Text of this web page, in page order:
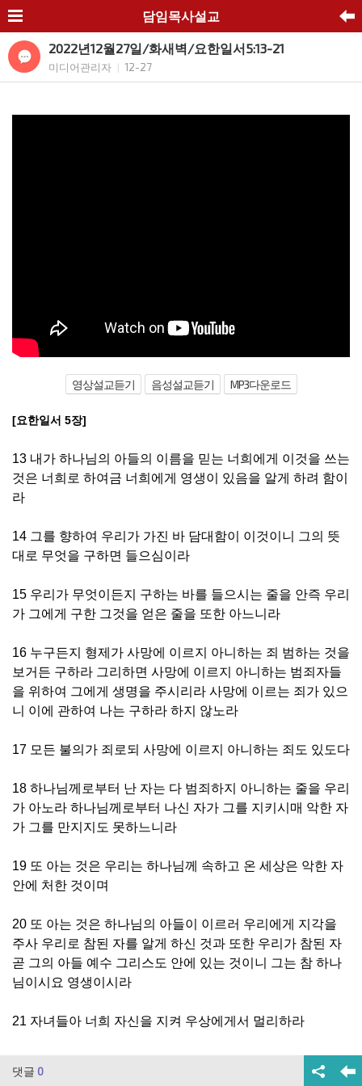
담임목사설교
2022년12월27일/화새벽/요한일서5:13-21
미디어관리자 12-27
영상설교듣기 음성설교듣기 MP3다운로드
[요한일서 5장]
13 내가 하나님의 아들의 이름을 믿는 너희에게 이것을 쓰는
것은 너희로 하여금 너희에게 영생이 있음을 알게 하려 함이
라
14 그를 향하여 우리가 가진 바 담대함이 이것이니 그의 뜻
대로 무엇을 구하면 들으심이라
15 우리가 무엇이든지 구하는 바를 들으시는 줄을 안즉 우리
가 그에게 구한 그것을 얻은 줄을 또한 아느니라
16 누구든지 형제가 사망에 이르지 아니하는 죄 범하는 것을
보거든 구하라 그리하면 사망에 이르지 아니하는 범죄자들
을 위하여 그에게 생명을 주시리라 사망에 이르는 죄가 있으
니 이에 관하여 나는 구하라 하지 않노라
17 모든 불의가 죄로되 사망에 이르지 아니하는 죄도 있도다
18 하나님께로부터 난 자는 다 범죄하지 아니하는 줄을 우리
가 아노라 하나님께로부터 나신 자가 그를 지키시매 악한 자
가 그를 만지지도 못하느니라
19 또 아는 것은 우리는 하나님께 속하고 온 세상은 악한 자
안에 처한 것이며
20 또 아는 것은 하나님의 아들이 이르러 우리에게 지각을
주사 우리로 참된 자를 알게 하신 것과 또한 우리가 참된 자
곧 그의 아들 예수 그리스도 안에 있는 것이니 그는 참 하나
님이시요 영생이시라
21 자녀들아 너희 자신을 지켜 우상에게서 멀리하라
댓글 0